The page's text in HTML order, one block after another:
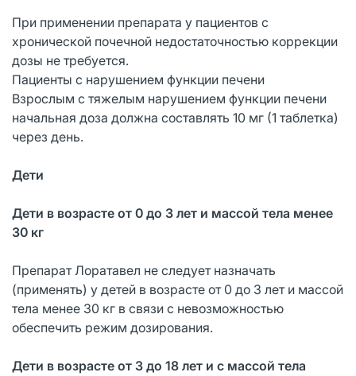
При применении препарата у пациентов с
хронической почечной недостаточностью коррекции
дозы не требуется.
Пациенты с нарушением функции печени
Взрослым с тяжелым нарушением функции печени
начальная доза должна составлять 10 мг (1 таблетка)
через день.
Дети
Дети в возрасте от 0 до 3 лет и массой тела менее
30 кг
Препарат Лоратавел не следует назначать
(применять) у детей в возрасте от 0 до 3 лет и массой
тела менее 30 кг в связи с невозможностью
обеспечить режим дозирования.
Дети в возрасте от 3 до 18 лет и с массой тела